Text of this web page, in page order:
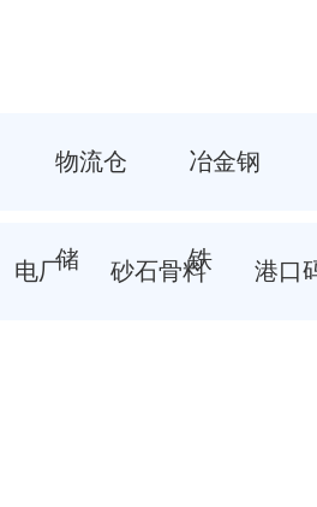
物流仓
储
冶金钢
铁
电厂 砂石骨料 港口